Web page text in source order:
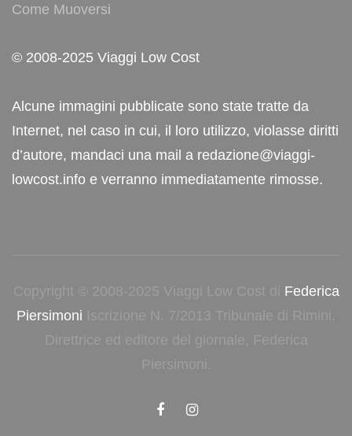
Come Muoversi
© 2008-2025 Viaggi Low Cost
Alcune immagini pubblicate sono state tratte da
Internet, nel caso in cui, il loro utilizzo, violasse diritti
d’autore, mandaci una mail a redazione@viaggi-
lowcost.info e verranno immediatamente rimosse.
Copyright © 2008-2025 Viaggi Low Cost di Federica
Piersimoni Iscrizione N. 7/2013 Tribunale di Rimini.
Direttrice ed editore del giornale, Federica
Piersimoni.